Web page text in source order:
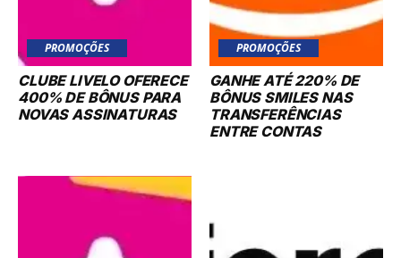
PROMOÇÕES
CLUBE LIVELO OFERECE
400% DE BÔNUS PARA
NOVAS ASSINATURAS
PROMOÇÕES
GANHE ATÉ 220% DE
BÔNUS SMILES NAS
TRANSFERÊNCIAS
ENTRE CONTAS